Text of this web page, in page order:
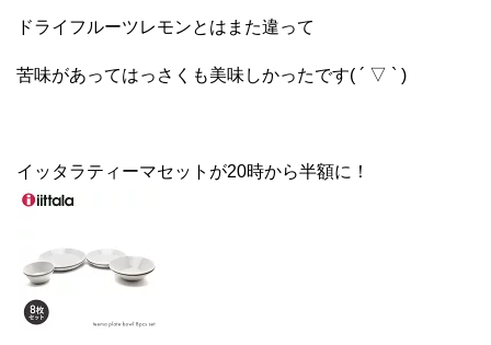
ドライフルーツレモンとはまた違って
苦味があってはっさくも美味しかったです( ´ ▽ ` )
イッタラティーマセットが20時から半額に！